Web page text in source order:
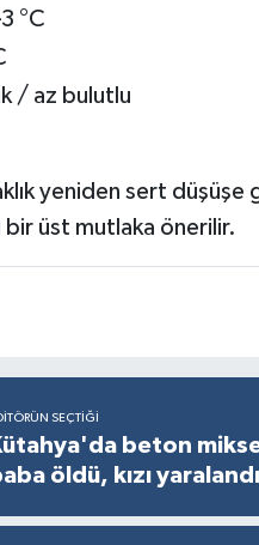
°C
/ az bulutlu
yeniden sert
üst mutlaka önerilir.
SEÇTIĞI
beton
öldü, kızı yaralandı